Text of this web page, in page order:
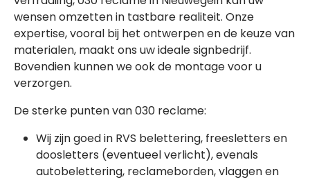
wensen omzetten in tastbare realiteit. Onze
expertise, vooral bij het ontwerpen en de keuze van
materialen, maakt ons uw ideale signbedrijf.
Bovendien kunnen we ook de montage voor u
verzorgen.
De sterke punten van 030 reclame:
Wij zijn goed in RVS belettering, freesletters en
doosletters (eventueel verlicht), evenals
autobelettering, reclameborden, vlaggen en